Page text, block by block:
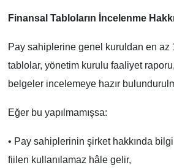
Finansal Tabloların İncelenme
Pay sahiplerine genel kuruldan en az
tablolar, yönetim kurulu faaliyet
belgeler incelemeye hazır
Eğer bu yapılmamışsa:
• Pay sahiplerinin şirket hakkında
fiilen kullanılamaz hâle gelir,